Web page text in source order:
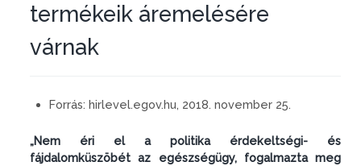
termékeik áremelésére
várnak
Forrás: hirlevel.egov.hu, 2018. november 25.
„Nem éri el a politika érdekeltségi- és
fájdalomküszöbét az egészségügy, fogalmazta meg